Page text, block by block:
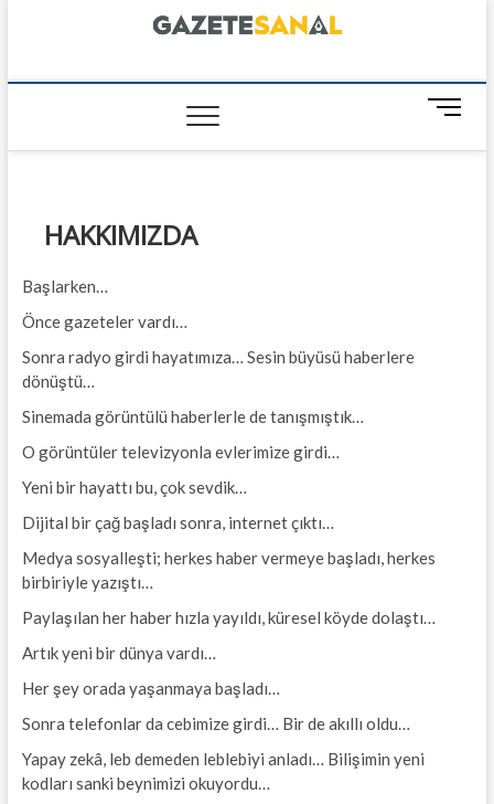
GazeteSanal
M
n
HAKKIMIZDA
Başlarken…
Önce gazeteler vardı…
Sonra radyo girdi hayatımıza… Sesin büyüsü haberlere
dönüştü…
Sinemada görüntülü haberlerle de tanışmıştık…
O görüntüler televizyonla evlerimize girdi…
Yeni bir hayattı bu, çok sevdik…
Dijital bir çağ başladı sonra, internet çıktı…
Medya sosyalleşti; herkes haber vermeye başladı, herkes
birbiriyle yazıştı…
Paylaşılan her haber hızla yayıldı, küresel köyde dolaştı…
Artık yeni bir dünya vardı…
Her şey orada yaşanmaya başladı…
Sonra telefonlar da cebimize girdi… Bir de akıllı oldu…
Yapay zekâ, leb demeden leblebiyi anladı… Bilişimin yeni
kodları sanki beynimizi okuyordu…